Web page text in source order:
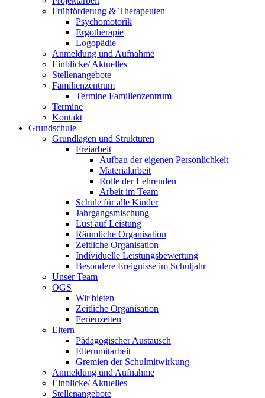
Frühförderung & Therapeuten
Psychomotorik
Ergotherapie
Logopädie
Anmeldung und Aufnahme
Einblicke/ Aktuelles
Stellenangebote
Familienzentrum
Termine Familienzentrum
Termine
Kontakt
Grundschule
Grundlagen und Strukturen
Freiarbeit
Aufbau der eigenen Persönlichkeit
Materialarbeit
Rolle der Lehrenden
Arbeit im Team
Schule für alle Kinder
Jahrgangsmischung
Lust auf Leistung
Räumliche Organisation
Zeitliche Organisation
Individuelle Leistungsbewertung
Besondere Ereignisse im Schuljahr
Unser Team
OGS
Wir bieten
Zeitliche Organisation
Ferienzeiten
Eltern
Pädagogischer Austausch
Elternmitarbeit
Gremien der Schulmitwirkung
Anmeldung und Aufnahme
Einblicke/ Aktuelles
Stellenangebote